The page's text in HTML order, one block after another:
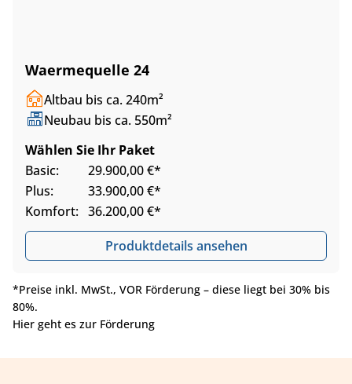
Waermequelle 24
Altbau bis ca. 240m²
Neubau bis ca. 550m²
Wählen Sie Ihr Paket
Basic:
29.900,00 €*
Plus:
33.900,00 €*
Komfort: 36.200,00 €*
Produktdetails ansehen
*Preise inkl. MwSt., VOR Förderung – diese liegt bei 30% bis
80%.
Hier geht es zur Förderung